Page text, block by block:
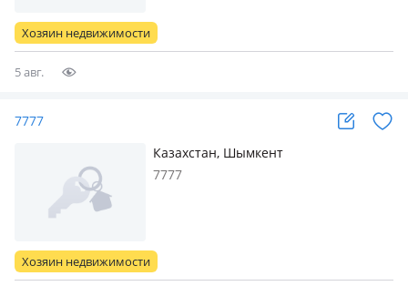
Хозяин недвижимости
5 авг.
7777
Казахстан, Шымкент
7777
Хозяин недвижимости